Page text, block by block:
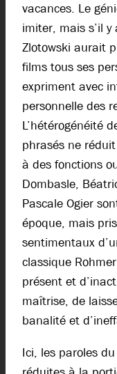
vacances. Le
imiter, mais s’il
Zlotowski aurait
films tous ses
expriment avec
personnelle des
L’hétérogénéité
phrasés ne
à des fonctions
Dombasle,
Pascale Ogier
époque, mais
sentimentaux
classique
présent et
maîtrise, de
banalité et
Ici, les paroles